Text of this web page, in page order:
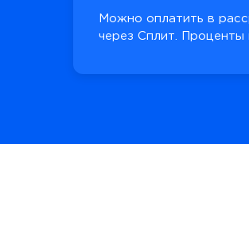
Можно оплатить в
через Сплит. Проценты